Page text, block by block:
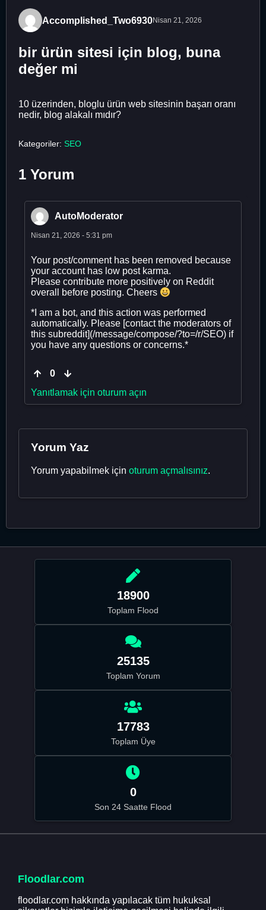
Accomplished_Two6930Nisan 21, 2026
bir ürün sitesi için blog, buna
değer mi
10 üzerinden, bloglu ürün web sitesinin başarı oranı
nedir, blog alakalı mıdır?
Kategoriler: SEO
1 Yorum
AutoModerator
Nisan 21, 2026 - 5:31 pm
Your post/comment has been removed because
your account has low post karma.
Please contribute more positively on Reddit
overall before posting. Cheers
*I am a bot, and this action was performed
automatically. Please [contact the moderators of
this subreddit](/message/compose/?to=/r/SEO) if
you have any questions or concerns.*
0
Yanıtlamak için oturum açın
Yorum Yaz
Yorum yapabilmek için oturum açmalısınız.
18900
Toplam Flood
25135
Toplam Yorum
17783
Toplam Üye
0
Son 24 Saatte Flood
Floodlar.com
floodlar.com hakkında yapılacak tüm hukuksal